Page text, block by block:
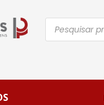
Pesquisar
produtos